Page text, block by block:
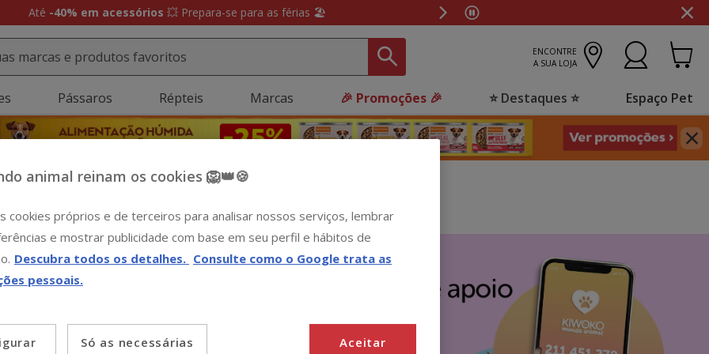
Até -40% em acessórios 💥 Prepara-se para as férias 🏖️
ENCONTRE
A SUA LOJA
Pássaros Répteis Marcas 🎉 Promoções 🎉 ⭐ Destaques ⭐ Espaço Pet
animal reinam os cookies 🦁👑🍪
cookies próprios e de terceiros para analisar nossos serviços, lembrar
e mostrar publicidade com base em seu perfil e hábitos de
Descubra todos os detalhes. Consulte como o Google trata as
pessoais.
Só as necessárias Aceitar